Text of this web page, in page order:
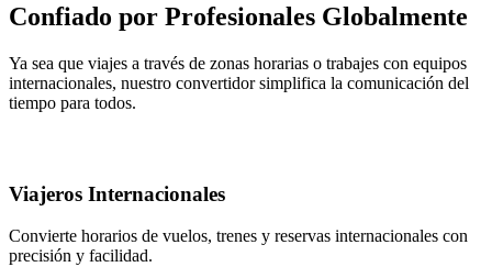
Confiado por Profesionales Globalmente
Ya sea que viajes a través de zonas horarias o trabajes con equipos
internacionales, nuestro convertidor simplifica la comunicación del
tiempo para todos.
Viajeros Internacionales
Convierte horarios de vuelos, trenes y reservas internacionales con
precisión y facilidad.